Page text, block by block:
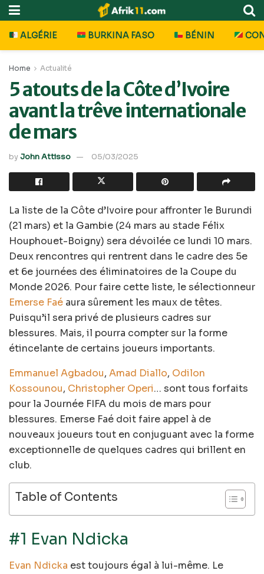
ALGÉRIE BURKINA FASO BÉNIN
Home Actualité
5 atouts de la Côte d’Ivoire
avant la trêve internationale
de mars
byJohn Attisso 05/03/2025
La liste de la Côte d’Ivoire pour affronter le Burundi
(21 mars) et la Gambie (24 mars au stade Félix
Houphouet-Boigny) sera dévoilée ce lundi 10 mars.
Deux rencontres qui rentrent dans le cadre des 5e
et 6e journées des éliminatoires de la Coupe du
Monde 2026. Pour faire cette liste, le sélectionneur
Emerse Faé aura sûrement les maux de têtes.
Puisqu’il sera privé de plusieurs cadres sur
blessures. Mais, il pourra compter sur la forme
étincelante de certains joueurs importants.
Emmanuel Agbadou, Amad Diallo, Odilon
Kossounou, Christopher Operi… sont tous forfaits
pour la Journée FIFA du mois de mars pour
blessures. Emerse Faé doit faire appel à de
nouveaux joueurs tout en conjuguant avec la forme
exceptionnelle de quelques cadres qui brillent en
club.
Table of Contents
#1 Evan Ndicka
Evan Ndicka est toujours égal à lui-même. Le